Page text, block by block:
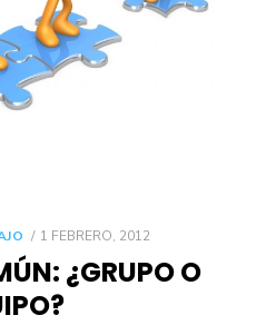
POSTED
1 FEBRERO, 2012
¿GRUPO O